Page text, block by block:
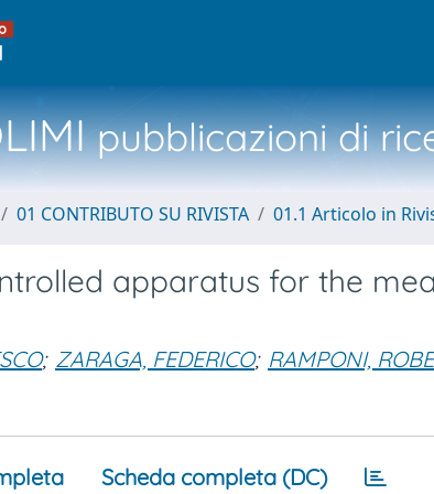
pubblicazioni di
01 CONTRIBUTO SU RIVISTA 01.1 Articolo in
apparatus for the
; ZARAGA, FEDERICO; RAMPONI,
Scheda completa (DC)